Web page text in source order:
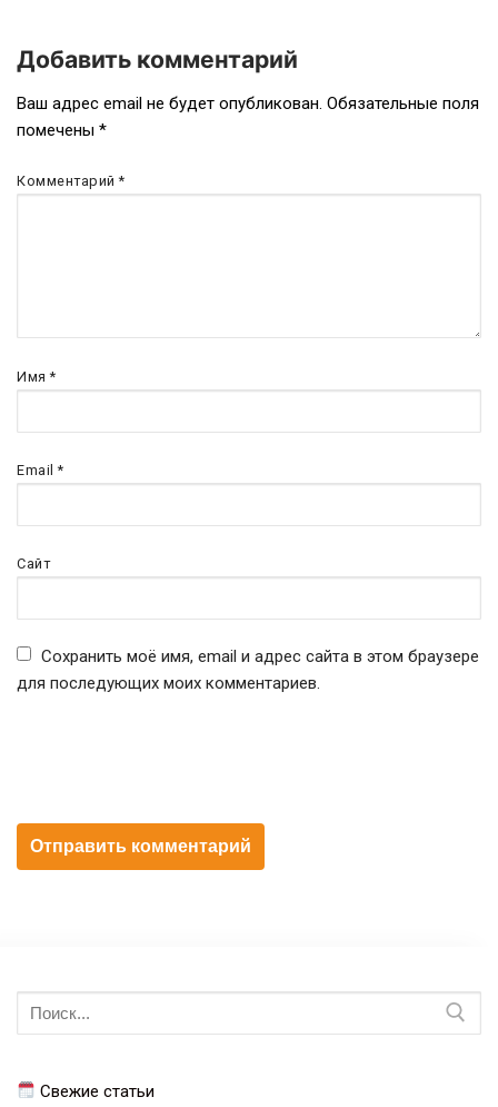
Навигация
по
записям
Добавить комментарий
Ваш адрес email не будет опубликован. Обязательные поля
помечены *
Комментарий*
Имя*
Email*
Сайт
Сохранить моё имя, email и адрес сайта в этом браузере
для последующих моих комментариев.
Искать:
Свежие статьи